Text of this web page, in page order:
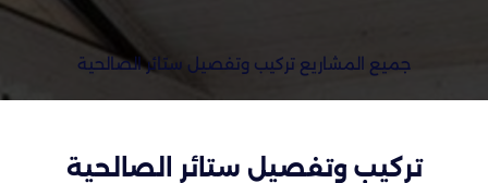
جميع المشاريع تركيب وتفصيل ستائر الصالحية
تركيب وتفصيل ستائر الصالحية